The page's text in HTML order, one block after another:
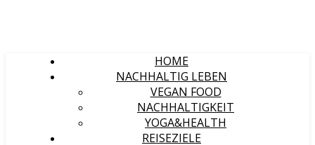
HOME
NACHHALTIG LEBEN
VEGAN FOOD
NACHHALTIGKEIT
YOGA&HEALTH
REISEZIELE